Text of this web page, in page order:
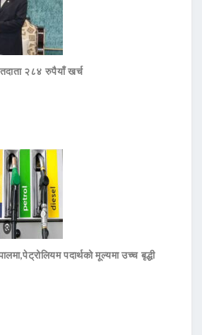
२८४ रुपैयाँ खर्च
पदार्थको मूल्यमा उच्च बृद्धी